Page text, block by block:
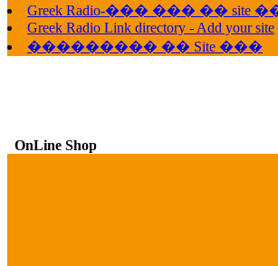
Greek Radio-��� ��� �� site
Greek Radio Link directory - Add your site
��������� �� Site ���
OnLine Shop